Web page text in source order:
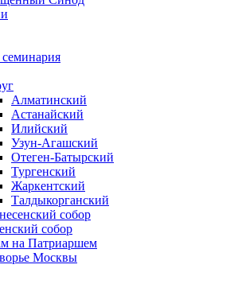
Алматинский
Астанайский
Илийский
Узун-Агашский
Отеген-Батырский
Тургенский
Жаркентский
Талдыкорганский
собор
собор
на Патриаршем
Москвы